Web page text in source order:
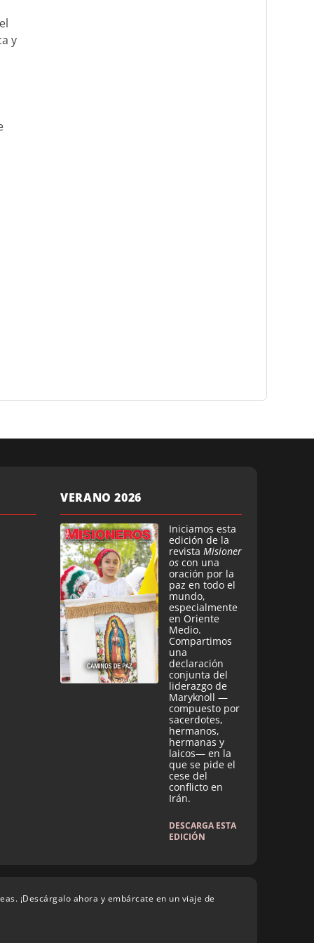
y
VERANO 2026
Iniciamos esta
edición de la
revista Misioner
os con una
oración por la
paz en todo el
mundo,
especialmente
en Oriente
Medio.
Compartimos
una
declaración
conjunta del
liderazgo de
Maryknoll —
compuesto por
sacerdotes,
hermanos,
hermanas y
laicos— en la
que se pide el
cese del
conflicto en
Irán.
DESCARGA ESTA
EDICIÓN
¡Descárgalo ahora y embárcate en un viaje de